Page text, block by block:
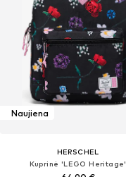
Naujiena
HERSCHEL
Kuprinė 'LEGO Heritage'